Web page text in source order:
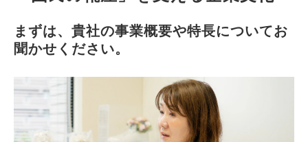
まずは、貴社の事業概要や特長についてお
聞かせください。